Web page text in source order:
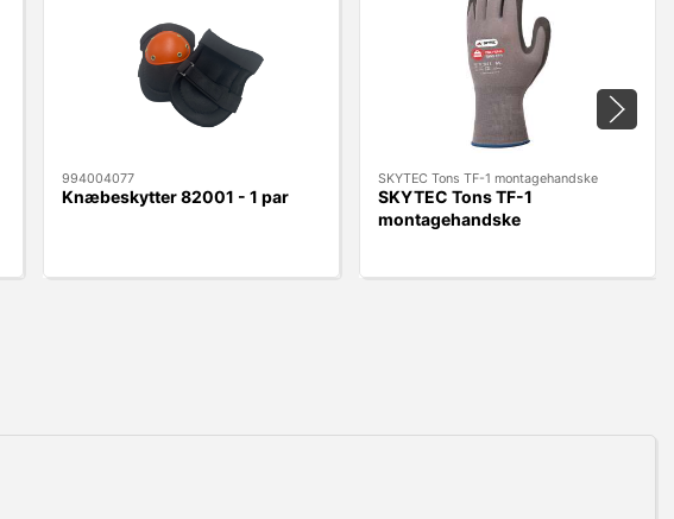
994004077
Knæbeskytter 82001 - 1 par
SKYTEC Tons TF-1 montagehandske
SKYTEC Tons TF-1
montagehandske